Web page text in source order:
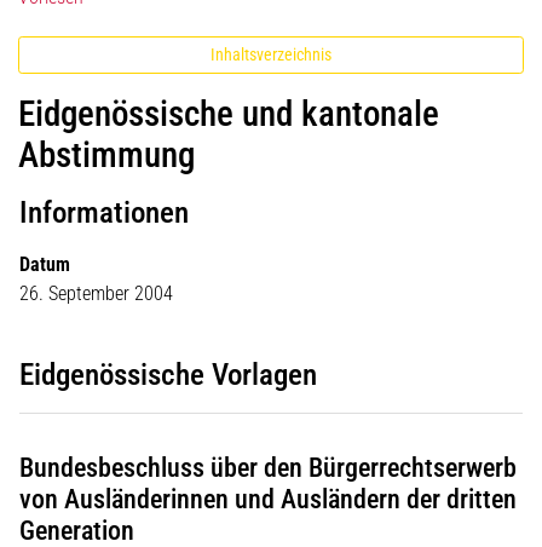
Inhaltsverzeichnis
Eidgenössische und kantonale
Abstimmung
Informationen
Datum
26. September 2004
Eidgenössische Vorlagen
Bundesbeschluss über den Bürgerrechtserwerb
von Ausländerinnen und Ausländern der dritten
Generation